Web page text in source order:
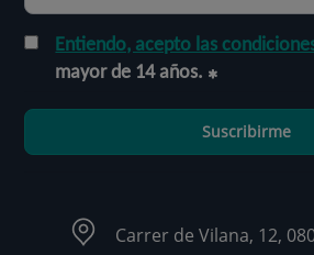
Entiendo, acepto las
mayor de 14 años.
Suscribirme
Carrer de Vilana, 12,